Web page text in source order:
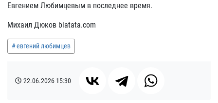
Евгением Любимцевым в последнее время.
Михаил Дюков blatata.com
евгений любимцев
22.06.2026 15:30